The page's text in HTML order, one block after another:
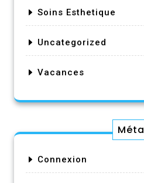
Soins Esthetique
Uncategorized
Vacances
Méta
Connexion